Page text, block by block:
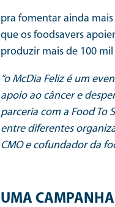
pra fomentar ainda mais
que os foodsavers
produzir mais de 100
“o McDia Feliz é um
apoio ao câncer e
parceria com a Food To
entre diferentes
CMO e cofundador da
UMA CAMPANHA